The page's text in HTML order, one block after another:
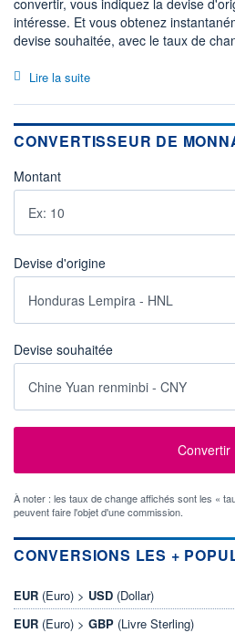
intéresse. Et vous obtenez instantanément le montant dans la
devise souhaitée, avec le
Lire la suite
CONVERTISSEUR DE
Montant
Devise d'origine
Devise souhaitée
À noter : les taux de change affichés sont les «
peuvent faire l'objet d'une commission.
CONVERSIONS LES +
EUR (Euro) > USD (Dollar)
EUR (Euro) > GBP (Livre Sterling)